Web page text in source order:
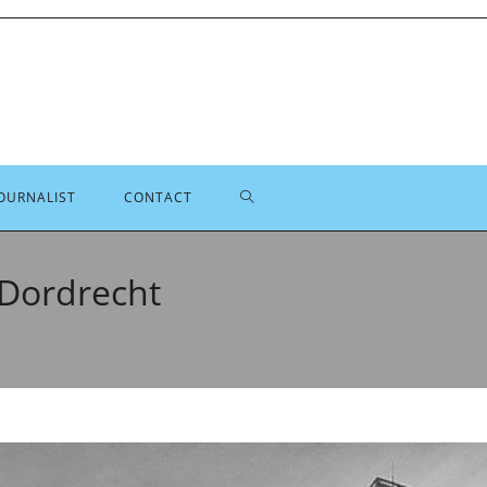
CONTACT TOGGLE